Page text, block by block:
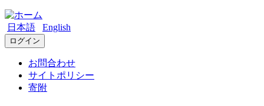
日本語 English
ログイン
お問合わせ
サイトポリシー
寄附